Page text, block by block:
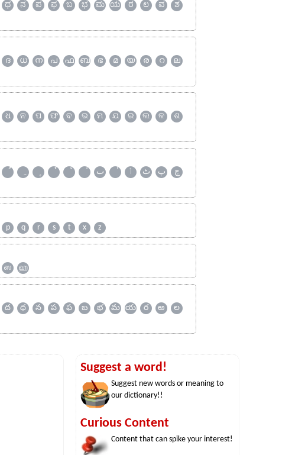
ಧ ನ ಪ ಫ ಬ ಭ ಮ ಯ ರ ಲ ವ
ಶ
ദ ധ ന പ ഫ ബ ഭ മ യ ര റ
ല
ଧ ନ ପ ଫ ବ ଭ ମ ଯ ର ଲ ଳ
ଶ
ٮ ٲ ٹ پ
چ
p q r s t x z
ஸ ஹ
ద ధ న ప ఫ బ భ మ య ర ఱ
ల
Suggest a word!
Suggest new words or meaning to
our dictionary!!
Curious Content
Content that can spike your interest!